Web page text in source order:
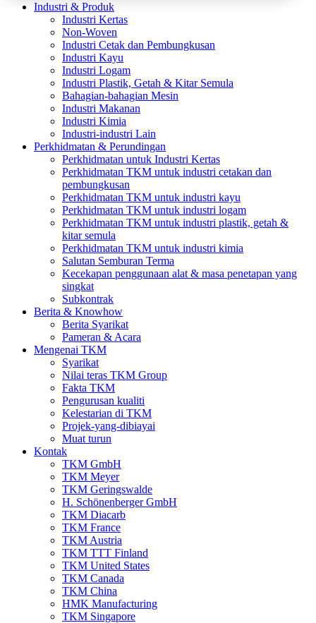
Industri & Produk
Industri Kertas
Non-Woven
Industri Cetak dan Pembungkusan
Industri Kayu
Industri Logam
Industri Plastik, Getah & Kitar Semula
Bahagian-bahagian Mesin
Industri Makanan
Industri Kimia
Industri-industri Lain
Perkhidmatan & Perundingan
Perkhidmatan untuk Industri Kertas
Perkhidmatan TKM untuk industri cetakan dan
pembungkusan
Perkhidmatan TKM untuk industri kayu
Perkhidmatan TKM untuk industri logam
Perkhidmatan TKM untuk industri plastik, getah &
kitar semula
Perkhidmatan TKM untuk industri kimia
Salutan Semburan Terma
Kecekapan penggunaan alat & masa penetapan yang
singkat
Subkontrak
Berita & Knowhow
Berita Syarikat
Pameran & Acara
Mengenai TKM
Syarikat
Nilai teras TKM Group
Fakta TKM
Pengurusan kualiti
Kelestarian di TKM
Projek-yang-dibiayai
Muat turun
Kontak
TKM GmbH
TKM Meyer
TKM Geringswalde
H. Schönenberger GmbH
TKM Diacarb
TKM France
TKM Austria
TKM TTT Finland
TKM United States
TKM Canada
TKM China
HMK Manufacturing
TKM Singapore